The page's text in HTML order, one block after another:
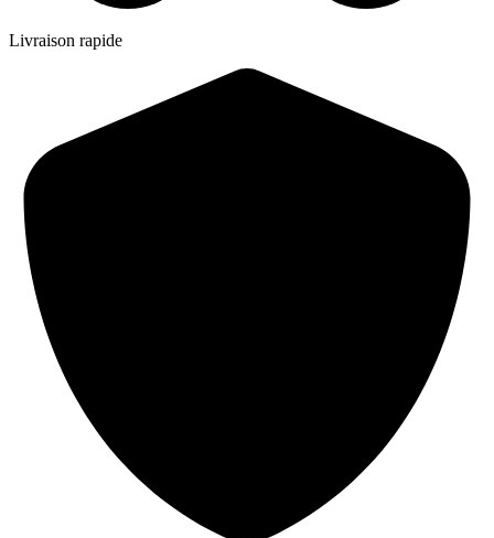
Livraison rapide